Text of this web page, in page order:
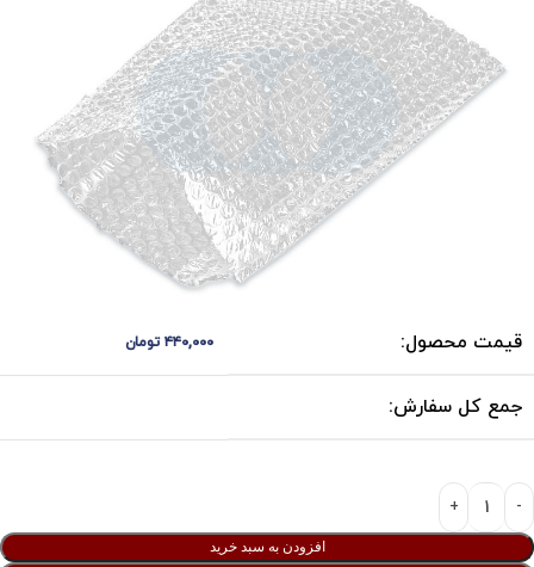
قیمت محصول: ۴۴۰,۰۰۰ تومان
جمع کل سفارش:
افزودن به سبد خرید